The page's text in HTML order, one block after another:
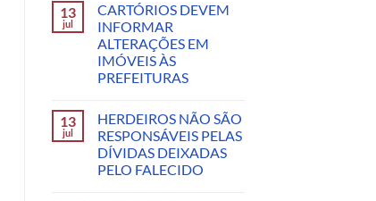
13
jul
CARTÓRIOS DEVEM
INFORMAR
ALTERAÇÕES EM
IMÓVEIS ÀS
PREFEITURAS
13
jul
HERDEIROS NÃO SÃO
RESPONSÁVEIS PELAS
DÍVIDAS DEIXADAS
PELO FALECIDO